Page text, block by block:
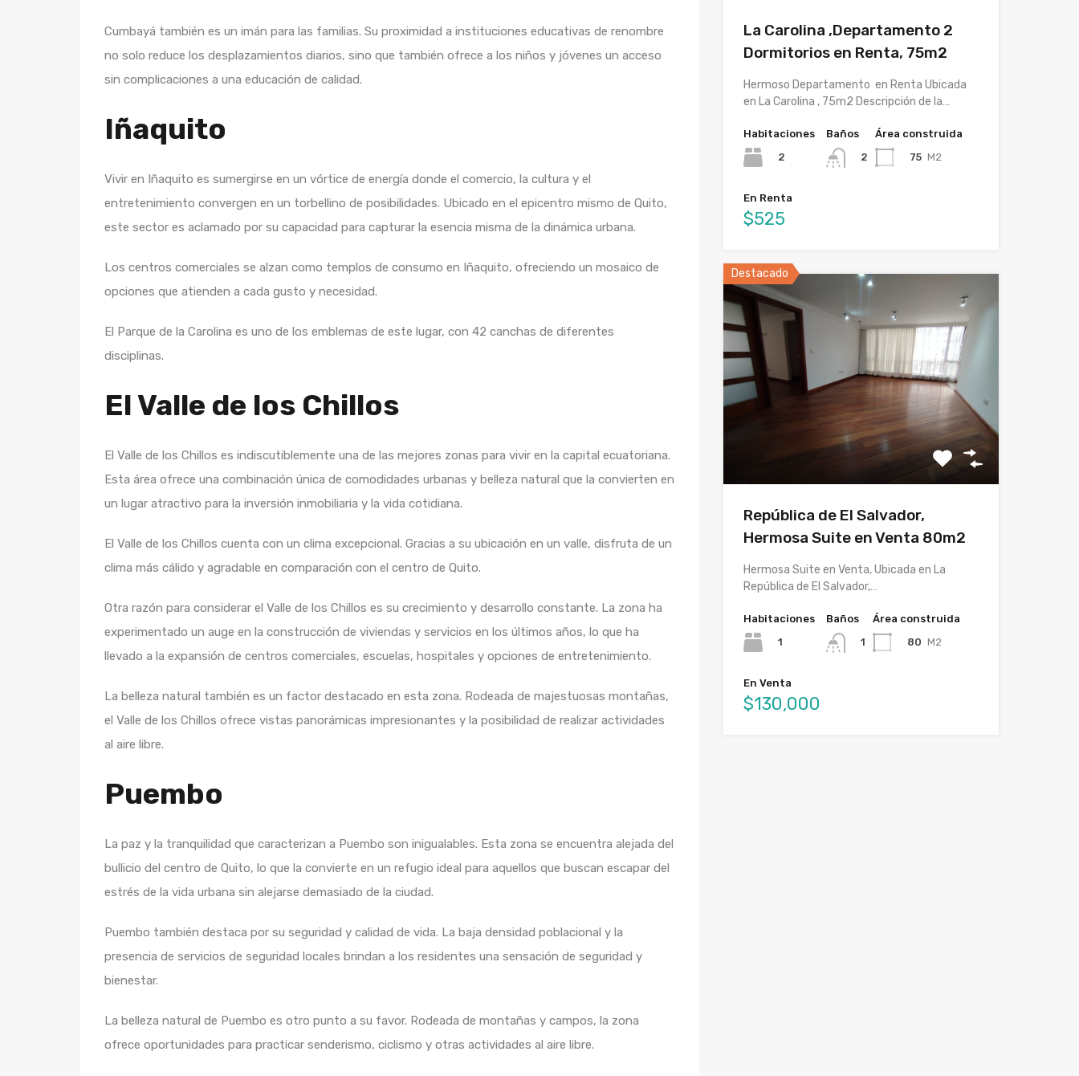
Cumbayá también es un imán para las familias. Su proximidad a instituciones educativas de renombre
no solo reduce los desplazamientos diarios, sino que también ofrece a los niños y jóvenes un acceso
sin complicaciones a una educación de calidad.
Iñaquito
Vivir en Iñaquito es sumergirse en un vórtice de energía donde el comercio, la cultura y el
entretenimiento convergen en un torbellino de posibilidades. Ubicado en el epicentro mismo de Quito,
este sector es aclamado por su capacidad para capturar la esencia misma de la dinámica urbana.
Los centros comerciales se alzan como templos de consumo en Iñaquito, ofreciendo un mosaico de
opciones que atienden a cada gusto y necesidad.
El Parque de la Carolina es uno de los emblemas de este lugar, con 42 canchas de diferentes
disciplinas.
El Valle de los Chillos
El Valle de los Chillos es indiscutiblemente una de las mejores zonas para vivir en la capital ecuatoriana.
Esta área ofrece una combinación única de comodidades urbanas y belleza natural que la convierten en
un lugar atractivo para la inversión inmobiliaria y la vida cotidiana.
El Valle de los Chillos cuenta con un clima excepcional. Gracias a su ubicación en un valle, disfruta de un
clima más cálido y agradable en comparación con el centro de Quito.
Otra razón para considerar el Valle de los Chillos es su crecimiento y desarrollo constante. La zona ha
experimentado un auge en la construcción de viviendas y servicios en los últimos años, lo que ha
llevado a la expansión de centros comerciales, escuelas, hospitales y opciones de entretenimiento.
La belleza natural también es un factor destacado en esta zona. Rodeada de majestuosas montañas,
el Valle de los Chillos ofrece vistas panorámicas impresionantes y la posibilidad de realizar actividades
al aire libre.
Puembo
La paz y la tranquilidad que caracterizan a Puembo son inigualables. Esta zona se encuentra alejada del
bullicio del centro de Quito, lo que la convierte en un refugio ideal para aquellos que buscan escapar del
estrés de la vida urbana sin alejarse demasiado de la ciudad.
Puembo también destaca por su seguridad y calidad de vida. La baja densidad poblacional y la
presencia de servicios de seguridad locales brindan a los residentes una sensación de seguridad y
bienestar.
La belleza natural de Puembo es otro punto a su favor. Rodeada de montañas y campos, la zona
ofrece oportunidades para practicar senderismo, ciclismo y otras actividades al aire libre.
La Carolina ,Departamento 2
Dormitorios en Renta, 75m2
Hermoso Departamento en Renta Ubicada
en La Carolina , 75m2 Descripción de la…
Habitaciones
2
Baños
2
Área construida
75 M2
En Renta
$525
Destacado
República de El Salvador,
Hermosa Suite en Venta 80m2
Hermosa Suite en Venta, Ubicada en La
República de El Salvador,…
Habitaciones
1
Baños
1
Área construida
80 M2
En Venta
$130,000